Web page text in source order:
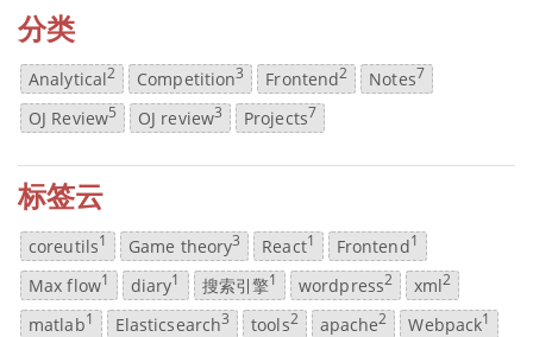
分类
Analytical2 Competition3 Frontend2 Notes7
OJ Review5 OJ review3 Projects7
标签云
coreutils1 Game theory3 React1 Frontend1
Max flow1 diary1 搜索引擎1 wordpress2 xml2
matlab1 Elasticsearch3 tools2 apache2 Webpack1